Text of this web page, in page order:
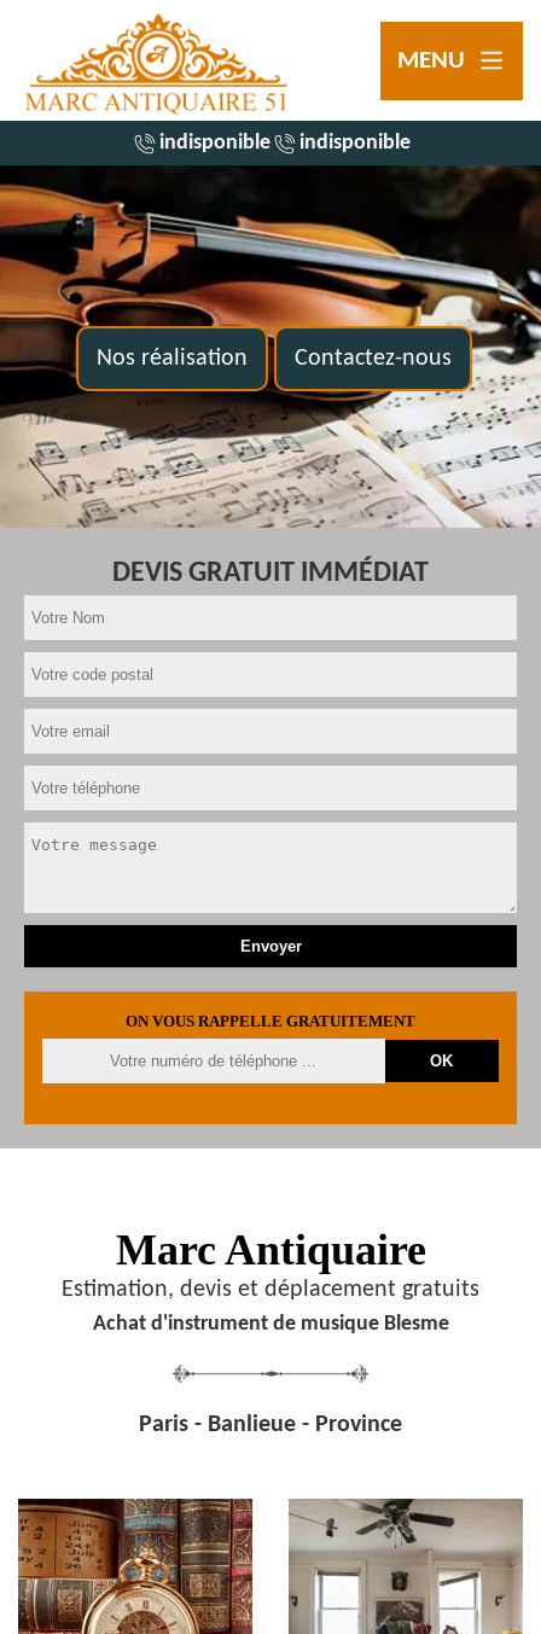
MENU
indisponible indisponible
Nos réalisation Contactez-nous
DEVIS GRATUIT IMMÉDIAT
ON VOUS RAPPELLE GRATUITEMENT
Marc Antiquaire
Estimation, devis et déplacement gratuits
Achat d'instrument de musique Blesme
Paris - Banlieue - Province